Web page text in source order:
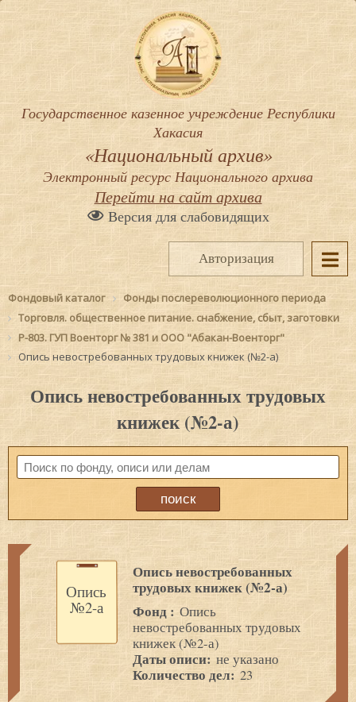
Государственное казенное учреждение Республики
Хакасия
«Национальный архив»
Электронный ресурс Национального архива
Перейти на сайт архива
Версия для слабовидящих
Авторизация
Фондовый каталог
Фонды послереволюционного периода
Торговля. общественное питание. снабжение, сбыт, заготовки
Р-803. ГУП Военторг № 381 и ООО "Абакан-Военторг"
Опись невостребованных трудовых книжек (№2-а)
Опись невостребованных трудовых
книжек (№2-а)
Опись
№2-а
Опись невостребованных
трудовых книжек (№2-а)
Фонд : Опись
невостребованных трудовых
книжек (№2-а)
Даты описи: не указано
Количество дел: 23